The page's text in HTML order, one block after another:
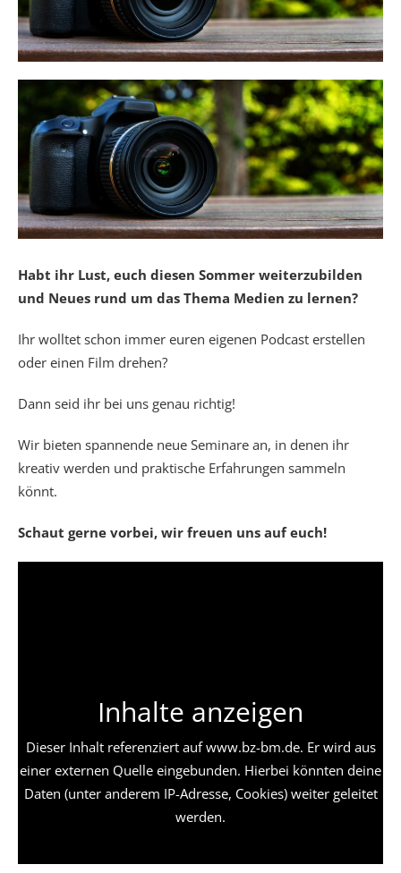
Habt ihr Lust, euch diesen Sommer weiterzubilden
und Neues rund um das Thema Medien zu lernen?
Ihr wolltet schon immer euren eigenen Podcast erstellen
oder einen Film drehen?
Dann seid ihr bei uns genau richtig!
Wir bieten spannende neue Seminare an, in denen ihr
kreativ werden und praktische Erfahrungen sammeln
könnt.
Schaut gerne vorbei, wir freuen uns auf euch!
Inhalte anzeigen
Dieser Inhalt referenziert auf www.bz-bm.de. Er wird aus
einer externen Quelle eingebunden. Hierbei könnten deine
Daten (unter anderem IP-Adresse, Cookies) weiter geleitet
werden.